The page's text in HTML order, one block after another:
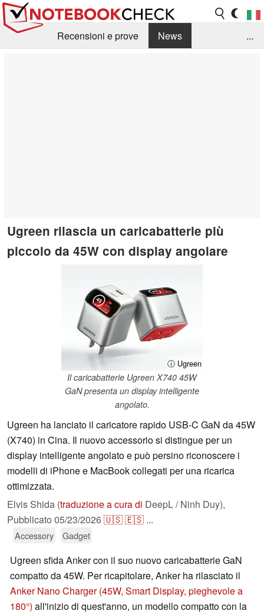
Recensioni e prove
News
...
Ugreen rilascia un caricabatterie più
piccolo da 45W con display angolare
ⓘ Ugreen
Il caricabatterie Ugreen X740 45W
GaN presenta un display intelligente
angolato.
Ugreen ha lanciato il caricatore rapido USB-C GaN da 45W
(X740) in Cina. Il nuovo accessorio si distingue per un
display intelligente angolato e può persino riconoscere i
modelli di iPhone e MacBook collegati per una ricarica
ottimizzata.
Elvis Shida (traduzione a cura di DeepL / Ninh Duy),
Pubblicato 05/23/2026🇺🇸🇪🇸 ...
Accessory Gadget
Ugreen sfida Anker con il suo nuovo caricabatterie GaN
compatto da 45W. Per ricapitolare, Anker ha rilasciato il
Anker Nano Charger (45W, Smart Display, pieghevole a
180°) all'inizio di quest'anno, un modello compatto con la